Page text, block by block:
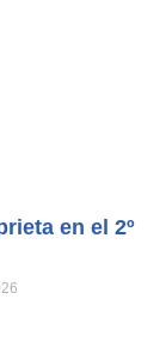
en el 2º